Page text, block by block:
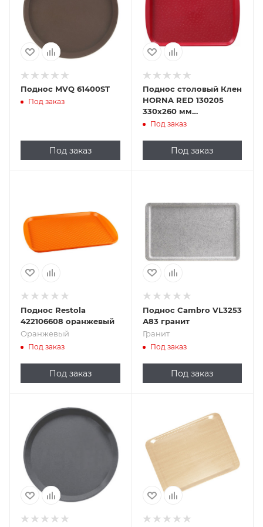
Поднос MVQ 61400ST
Под заказ
Под заказ
Поднос столовый Клен
HORNA RED 130205
330х260 мм
(полистирол)
Под заказ
Под заказ
Поднос Restola
422106608 оранжевый
Оранжевый
Под заказ
Под заказ
Поднос Cambro VL3253
А83 гранит
Гранит
Под заказ
Под заказ
Подпись к товару
Серый